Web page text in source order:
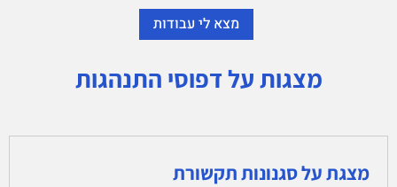
מצגות על דפוסי התנהגות
מצגת על סגנונות תקשורת